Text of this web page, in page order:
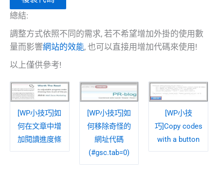
總結:
調整方式依照不同的需求, 若不希望增加外掛的使用數
量而影響網站的效能, 也可以直接用增加代碼來使用!
以上僅供參考!
[WP小技巧]如
何在文章中增
加閱讀進度條
[WP小技巧]如
何移除奇怪的
網址代碼
(#gsc.tab=0)
[WP小技
巧]Copy codes
with a button